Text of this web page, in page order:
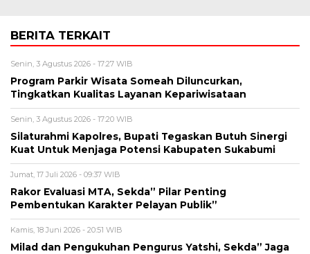
BERITA TERKAIT
Senin, 3 Agustus 2026 - 17:27 WIB
Program Parkir Wisata Someah Diluncurkan,
Tingkatkan Kualitas Layanan Kepariwisataan
Senin, 3 Agustus 2026 - 17:20 WIB
Silaturahmi Kapolres, Bupati Tegaskan Butuh Sinergi
Kuat Untuk Menjaga Potensi Kabupaten Sukabumi
Jumat, 17 Juli 2026 - 09:37 WIB
Rakor Evaluasi MTA, Sekda” Pilar Penting
Pembentukan Karakter Pelayan Publik”
Kamis, 18 Juni 2026 - 20:51 WIB
Milad dan Pengukuhan Pengurus Yatshi, Sekda” Jaga